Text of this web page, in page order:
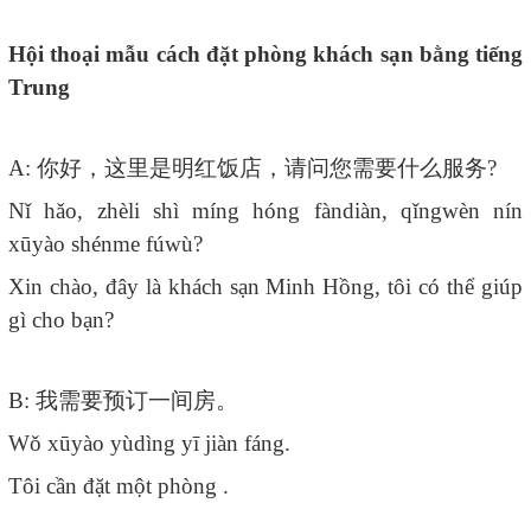
Hội thoại mẫu cách đặt phòng khách sạn bằng tiếng
Trung
A: 你好，这里是明红饭店，请问您需要什么服务?
Nǐ hǎo, zhèli shì míng hóng fàndiàn, qǐngwèn nín
xūyào shénme fúwù?
Xin chào, đây là khách sạn Minh Hồng, tôi có thể giúp
gì cho bạn?
B: 我需要预订一间房。
Wǒ xūyào yùdìng yī jiàn fáng.
Tôi cần đặt một phòng .